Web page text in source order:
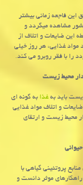
این فاجعه زمانی بیشتر
مشاهده میگردد و
این ضایعات و اتلاف از
مواد غذایی، هر روز خیلی
را با فقر روبرو می كند.
محیط زیست
باید بهغذابه گونه ای
و اتلاف مواد غذایی
محیط زیست و ارتقای
پروتئینی گیاهی با
موثر دانست و